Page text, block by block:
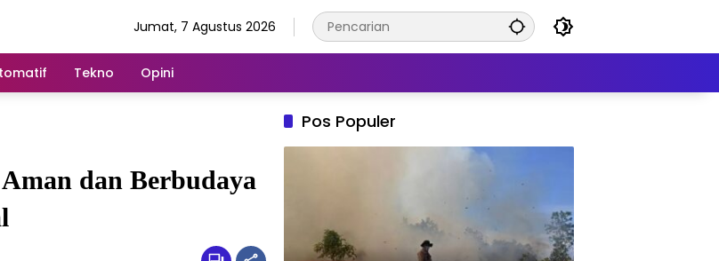
Jumat, 7 Agustus 2026
Tekno Opini
dan Berbudaya
Pos Populer